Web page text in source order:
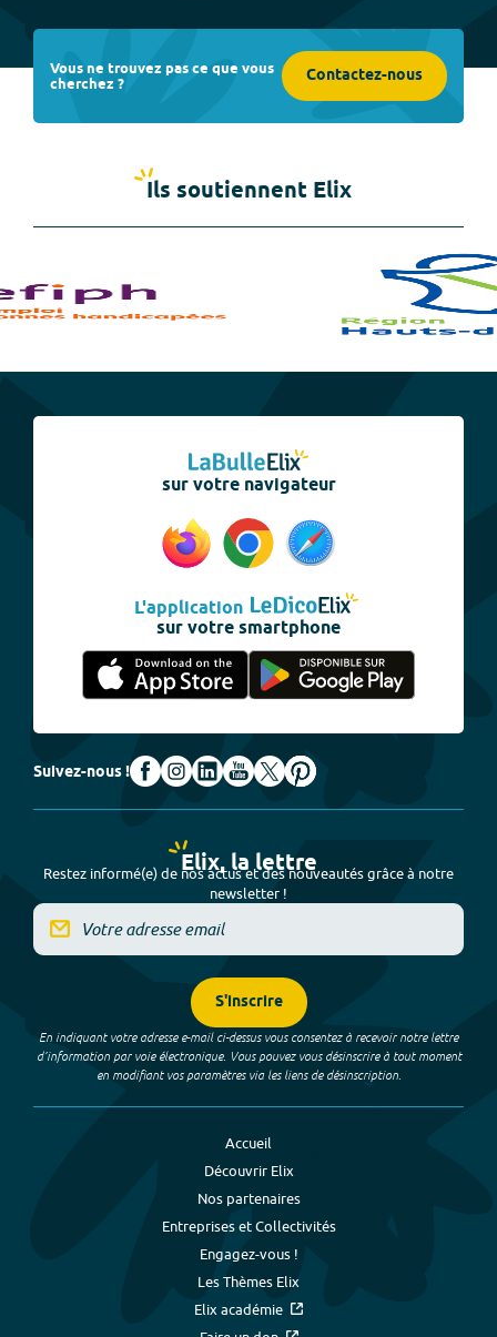
Vous ne trouvez pas ce que vous
cherchez ? Contactez-nous
Ils soutiennent Elix
sur votre navigateur
L'application
sur votre smartphone
Suivez-nous !
Elix, la lettre
Restez informé(e) de nos actus et des nouveautés grâce à notre
newsletter !
S'inscrire
En indiquant votre adresse e-mail ci-dessus vous consentez à recevoir notre lettre
d’information par voie électronique. Vous pouvez vous désinscrire à tout moment
en modifiant vos paramètres via les liens de désinscription.
Accueil
Découvrir Elix
Nos partenaires
Entreprises et Collectivités
Engagez-vous !
Les Thèmes Elix
Elix académie